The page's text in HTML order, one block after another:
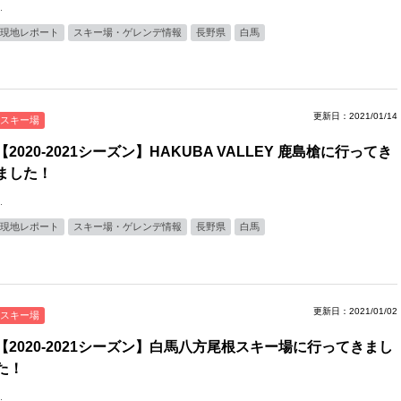
現地レポート スキー場・ゲレンデ情報 長野県 白馬
スキー場 更新日：2021/01/14
2020-2021シーズン】HAKUBA VALLEY 鹿島槍に行ってき
した！
現地レポート スキー場・ゲレンデ情報 長野県 白馬
スキー場 更新日：2021/01/02
2020-2021シーズン】白馬八方尾根スキー場に行ってきまし
！